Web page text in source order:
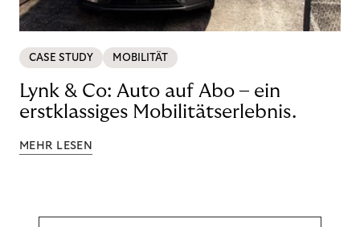
CASE STUDY MOBILITÄT
Lynk & Co: Auto auf Abo – ein
erstklassiges Mobilitätserlebnis.
MEHR LESEN